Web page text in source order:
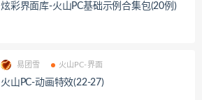
炫彩界面库-火山PC基础示例合集包(20例)
易团雪 火山PC-界面
火山PC-动画特效(22-27)